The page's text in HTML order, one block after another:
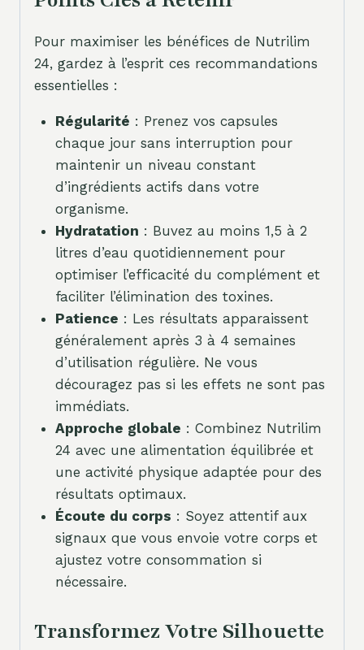
Pour maximiser les bénéfices de Nutrilim
24, gardez à l’esprit ces recommandations
essentielles :
Régularité : Prenez vos capsules
chaque jour sans interruption pour
maintenir un niveau constant
d’ingrédients actifs dans votre
organisme.
Hydratation : Buvez au moins 1,5 à 2
litres d’eau quotidiennement pour
optimiser l’efficacité du complément et
faciliter l’élimination des toxines.
Patience : Les résultats apparaissent
généralement après 3 à 4 semaines
d’utilisation régulière. Ne vous
découragez pas si les effets ne sont pas
immédiats.
Approche globale : Combinez Nutrilim
24 avec une alimentation équilibrée et
une activité physique adaptée pour des
résultats optimaux.
Écoute du corps : Soyez attentif aux
signaux que vous envoie votre corps et
ajustez votre consommation si
nécessaire.
Transformez Votre Silhouette